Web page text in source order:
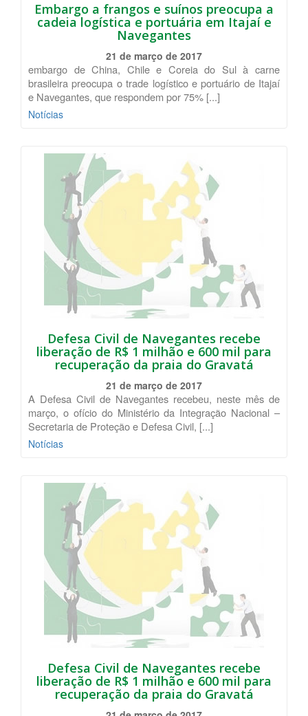
Embargo a frangos e suínos preocupa a
cadeia logística e portuária em Itajaí e
Navegantes
21 de março de 2017
embargo de China, Chile e Coreia do Sul à carne
brasileira preocupa o trade logístico e portuário de Itajaí
e Navegantes, que respondem por 75% [...]
Notícias
Defesa Civil de Navegantes recebe
liberação de R$ 1 milhão e 600 mil para
recuperação da praia do Gravatá
21 de março de 2017
A Defesa Civil de Navegantes recebeu, neste mês de
março, o ofício do Ministério da Integração Nacional –
Secretaria de Proteção e Defesa Civil, [...]
Notícias
Defesa Civil de Navegantes recebe
liberação de R$ 1 milhão e 600 mil para
recuperação da praia do Gravatá